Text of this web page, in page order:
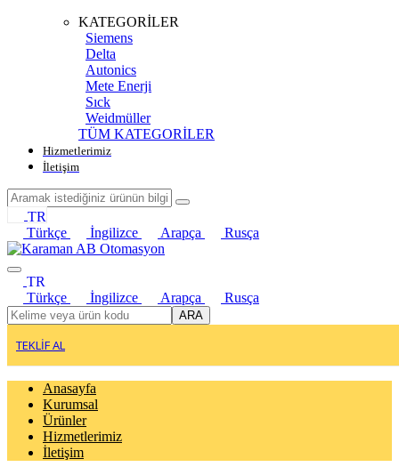
KATEGORİLER
Siemens
Delta
Autonics
Mete Enerji
Sıck
Weidmüller
TÜM KATEGORİLER
Hizmetlerimiz
İletişim
TR
Türkçe
İngilizce Arapça Rusça
TR
Türkçe
İngilizce Arapça Rusça
ARA
TEKLİF AL
Anasayfa
Kurumsal
Ürünler
Hizmetlerimiz
İletişim